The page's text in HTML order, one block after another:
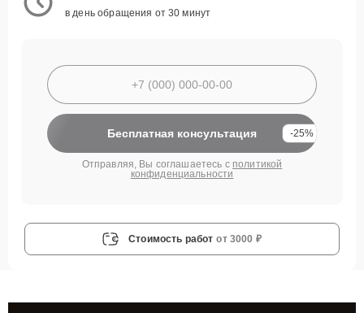
в день обращения от 30 минут
Бесплатная консультация -25%
Отправляя, Вы соглашаетесь с политикой
конфиденциальности
Стоимость работ от 3000 ₽